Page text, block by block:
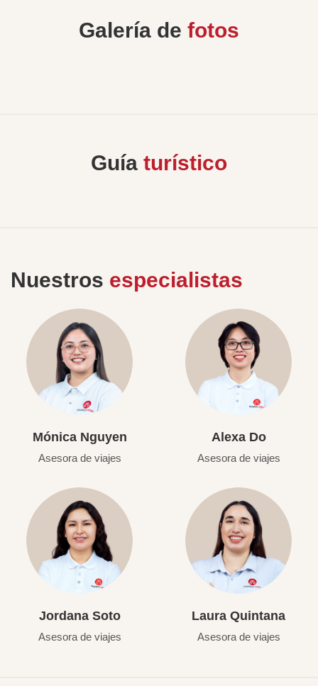
Galería de fotos
Guía turístico
Nuestros especialistas
Mónica Nguyen
Asesora de viajes
Alexa Do
Asesora de viajes
Jordana Soto
Asesora de viajes
Laura Quintana
Asesora de viajes